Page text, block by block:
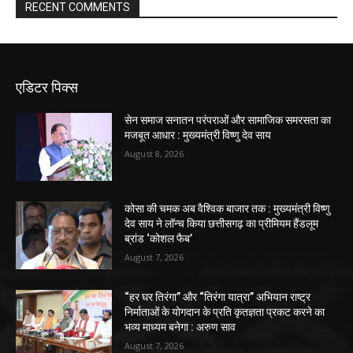
RECENT COMMENTS
एडिटर पिक्स
सेन समाज सनातन परंपराओं और सामाजिक समरसता का
मजबूत आधार : मुख्यमंत्री विष्णु देव साय
August 8, 2026
कोसा की चमक अब वैश्विक बाजार तक : मुख्यमंत्री विष्णु
देव साय ने लॉन्च किया छत्तीसगढ़ का प्रीमियम हैंडलूम
ब्रांड ‘कोशल फैब’
August 7, 2026
“हर घर तिरंगा” और “तिरंगा यात्रा” अभियान राष्ट्र
निर्माताओं के योगदान के प्रति कृतज्ञता प्रकट करने का
भव्य माध्यम बनेगा : अरुण साव
August 7, 2026